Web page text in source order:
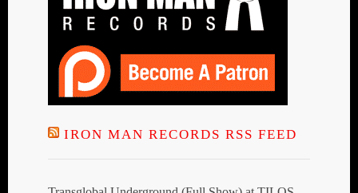
IRON MAN RECORDS RSS FEED